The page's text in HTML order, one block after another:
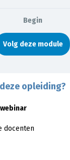
Begin
Volg deze module
opleiding?
docenten